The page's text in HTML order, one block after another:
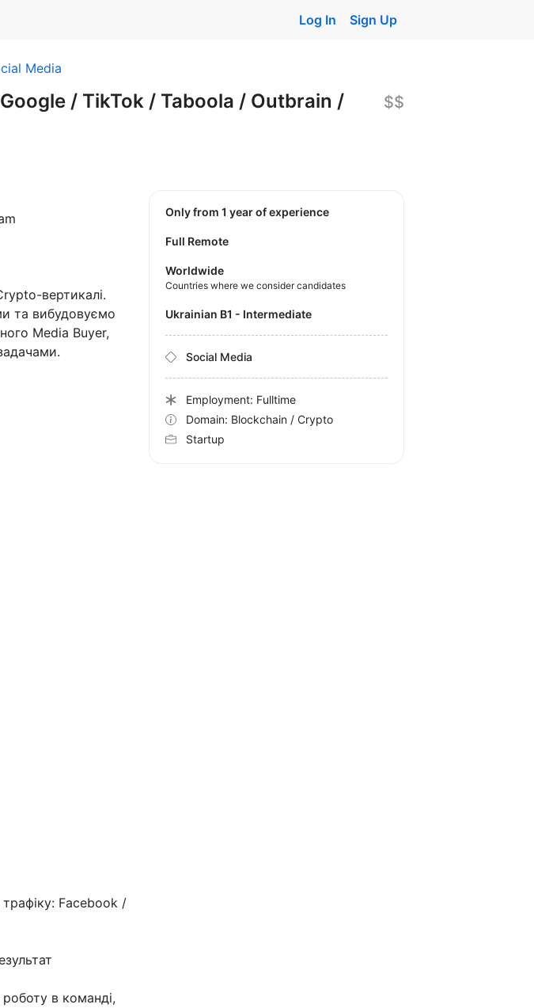
Log In Sign Up
Media
/ TikTok / Taboola / Outbrain /
$$
вертикалі.
та вибудовуємо
Media Buyer,
Facebook /
в команді,
Only from 1 year of experience
Full Remote
Worldwide
Countries where we consider candidates
Ukrainian B1 - Intermediate
Social Media
Employment: Fulltime
Domain: Blockchain / Crypto
Startup